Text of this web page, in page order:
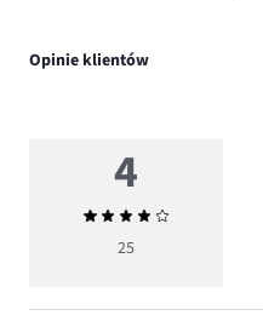
Opinie klientów
4
Średnia
ocena
25